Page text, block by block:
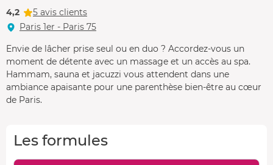
4,2
5 avis clients
Paris 1er - Paris 75
Envie de lâcher prise seul ou en duo ? Accordez-vous un
moment de détente avec un massage et un accès au spa.
Hammam, sauna et jacuzzi vous attendent dans une
ambiance apaisante pour une parenthèse bien-être au cœur
de Paris.
Les formules